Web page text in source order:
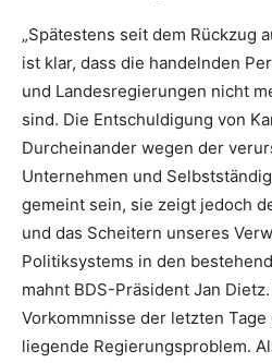
„Spätestens seit dem Rückzug
ist klar, dass die handelnden
und Landesregierungen nicht
sind. Die Entschuldigung von
Durcheinander wegen der
Unternehmen und
gemeint sein, sie zeigt jedoch
und das Scheitern unseres
Politiksystems in den
mahnt BDS-Präsident Jan
Vorkommnisse der letzten
liegende Regierungsproblem.